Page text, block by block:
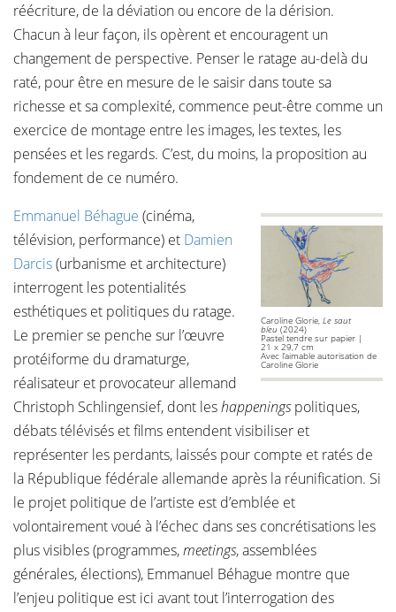
réécriture, de la déviation ou encore de la dérision.
Chacun à leur façon, ils opèrent et encouragent un
changement de perspective. Penser le ratage au-delà du
raté, pour être en mesure de le saisir dans toute sa
richesse et sa complexité, commence peut-être comme un
exercice de montage entre les images, les textes, les
pensées et les regards. C’est, du moins, la proposition au
fondement de ce numéro.
Caroline Glorie,Le saut
bleu (2024)
Pastel tendre sur papier |
21 x 29,7 cm
Avec l’aimable autorisation de
Caroline Glorie
Emmanuel Béhague (cinéma,
télévision, performance) et Damien
Darcis(urbanisme et architecture)
interrogent les potentialités
esthétiques et politiques du ratage.
Le premier se penche sur l’œuvre
protéiforme du dramaturge,
réalisateur et provocateur allemand
Christoph Schlingensief, dont leshappeningspolitiques,
débats télévisés et films entendent visibiliser et
représenter les perdants, laissés pour compte et ratés de
la République fédérale allemande après la réunification. Si
le projet politique de l’artiste est d’emblée et
volontairement voué à l’échec dans ses concrétisations les
plus visibles (programmes,meetings, assemblées
générales, élections), Emmanuel Béhague montre que
l’enjeu politique est ici avant tout l’interrogation des